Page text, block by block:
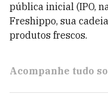
pública inicial (IPO,
Freshippo, sua
produtos frescos.
Acompanhe tudo